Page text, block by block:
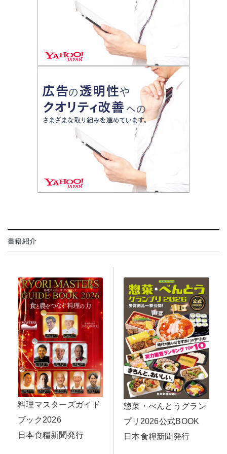
書籍紹介
料理マスターズガイド
ブック2026
日本食糧新聞発行
惣菜・べんとうグラン
プリ2026公式BOOK
日本食糧新聞発行